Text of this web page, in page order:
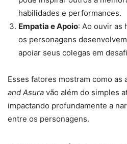
habilidades e performances.
Empatia e Apoio: Ao ouvir as
os personagens
apoiar seus colegas em
Esses fatores mostram como as
and Asura vão além do simples
impactando profundamente a
entre os personagens.